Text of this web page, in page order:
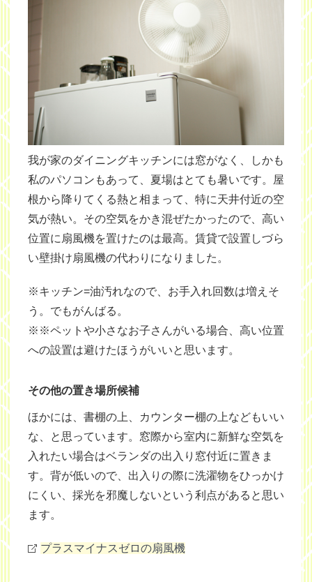
我が家のダイニングキッチンには窓がなく、しかも
私のパソコンもあって、夏場はとても暑いです。屋
根から降りてくる熱と相まって、特に天井付近の空
気が熱い。その空気をかき混ぜたかったので、高い
位置に扇風機を置けたのは最高。賃貸で設置しづら
い壁掛け扇風機の代わりになりました。
※キッチン=油汚れなので、お手入れ回数は増えそ
う。でもがんばる。
※※ペットや小さなお子さんがいる場合、高い位置
への設置は避けたほうがいいと思います。
その他の置き場所候補
ほかには、書棚の上、カウンター棚の上などもいい
な、と思っています。窓際から室内に新鮮な空気を
入れたい場合はベランダの出入り窓付近に置きま
す。背が低いので、出入りの際に洗濯物をひっかけ
にくい、採光を邪魔しないという利点があると思い
ます。
プラスマイナスゼロの扇風機